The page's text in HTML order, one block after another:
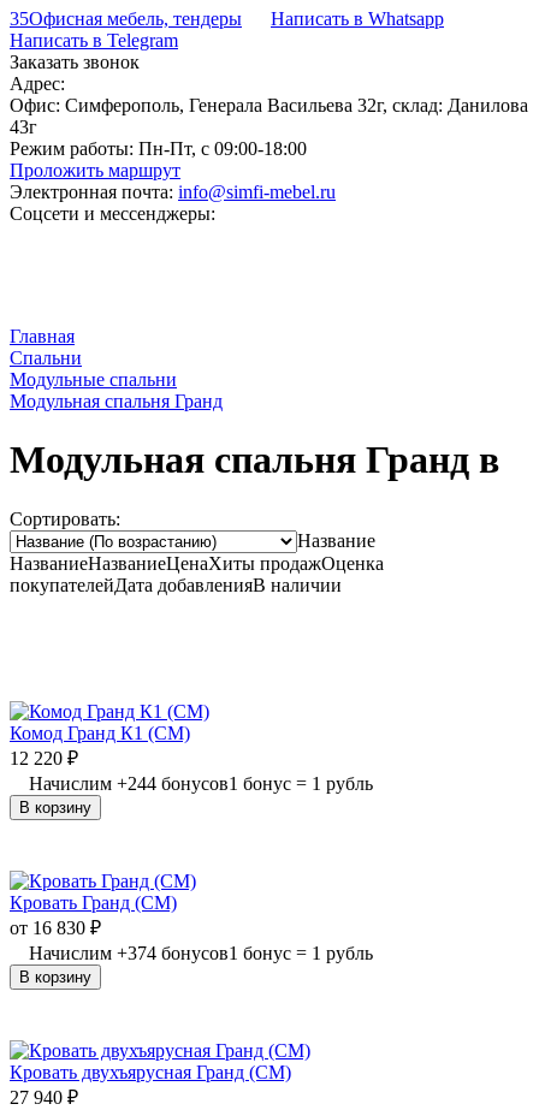
35Офисная мебель, тендеры
Написать в Whatsapp
Написать в Telegram
Заказать звонок
Адрес:
Офис: Симферополь, Генерала Васильева 32г, склад: Данилова
43г
Режим работы: Пн-Пт, с 09:00-18:00
Проложить маршрут
Электронная почта: info@simfi-mebel.ru
Соцсети и мессенджеры:
Главная
Cпальни
Модульные спальни
Модульная спальня Гранд
Модульная спальня Гранд в
Сортировать:
Название
НазваниеНазваниеЦенаХиты продажОценка
покупателейДата добавленияВ наличии
Комод Гранд К1 (СМ)
12 220 ₽
Начислим +244 бонусов1 бонус = 1 рубль
В корзину
Кровать Гранд (СМ)
от 16 830 ₽
Начислим +374 бонусов1 бонус = 1 рубль
В корзину
Кровать двухъярусная Гранд (СМ)
27 940 ₽